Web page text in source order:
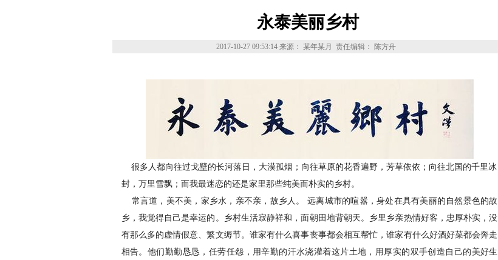
永泰美丽乡村
2017-10-27 09:53:14 来源： 某年某月 责任编辑： 陈方舟
很多人都向往过戈壁的长河落日，大漠孤烟；向往草原的花香遍野，芳草依依；向往北国的千里冰
封，万里雪飘；而我最迷恋的还是家里那些纯美而朴实的乡村。
常言道，美不美，家乡水，亲不亲，故乡人。 远离城市的喧嚣，身处在具有美丽的自然景色的故
乡，我觉得自己是幸运的。乡村生活寂静祥和，面朝田地背朝天。乡里乡亲热情好客，忠厚朴实，没
有那么多的虚情假意、繁文缛节。谁家有什么喜事丧事都会相互帮忙，谁家有什么好酒好菜都会奔走
相告。他们勤勤恳恳，任劳任怨，用辛勤的汗水浇灌着这片土地，用厚实的双手创造自己的美好生